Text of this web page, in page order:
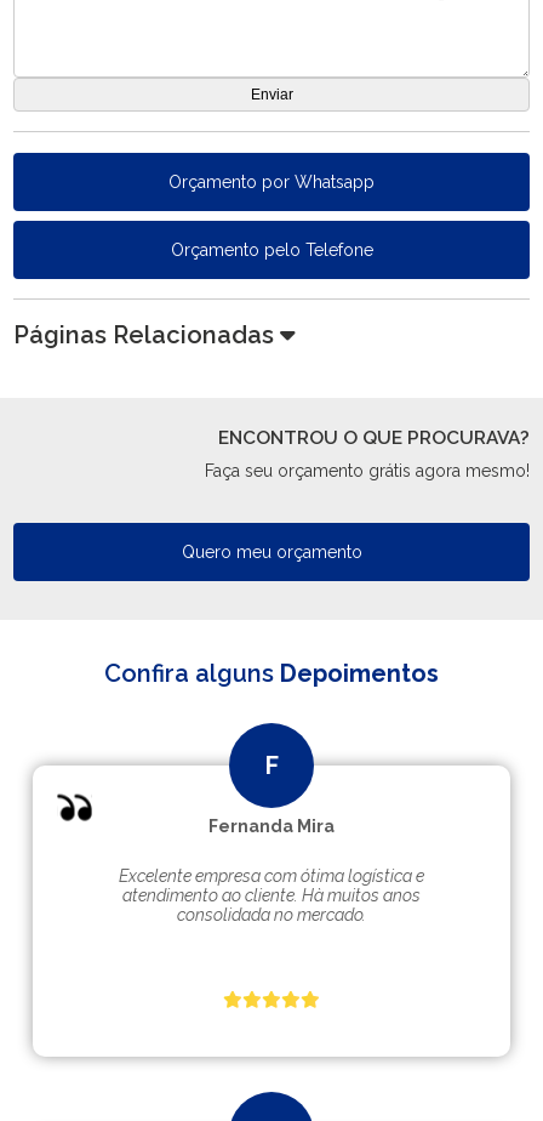
Orçamento por Whatsapp
Orçamento pelo Telefone
Páginas Relacionadas
ENCONTROU O QUE PROCURAVA?
Faça seu orçamento grátis agora mesmo!
Quero meu orçamento
Confira alguns Depoimentos
Fernanda Mira
Excelente empresa com ótima logística e
atendimento ao cliente. Hà muitos anos
consolidada no mercado.